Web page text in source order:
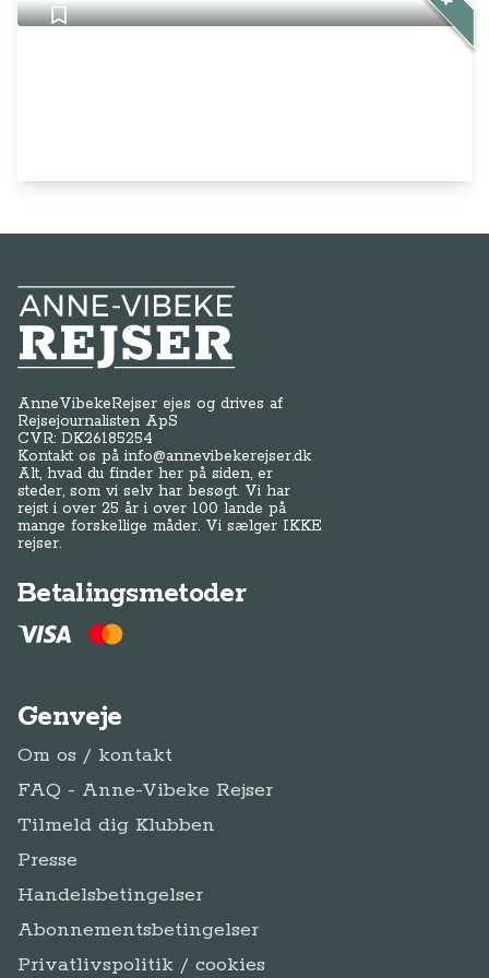
Anne-Vibeke Rejser
AnneVibekeRejser ejes og drives af
Rejsejournalisten ApS
CVR: DK26185254
Kontakt os påinfo@annevibekerejser.dk
Alt, hvad du finder her på siden, er
steder, som vi selv har besøgt. Vi har
rejst i over 25 år i over 100 lande på
mange forskellige måder. Vi sælger IKKE
rejser.
Betalingsmetoder
Genveje
Om os / kontakt
FAQ - Anne-Vibeke Rejser
Tilmeld dig Klubben
Presse
Handelsbetingelser
Abonnementsbetingelser
Privatlivspolitik / cookies